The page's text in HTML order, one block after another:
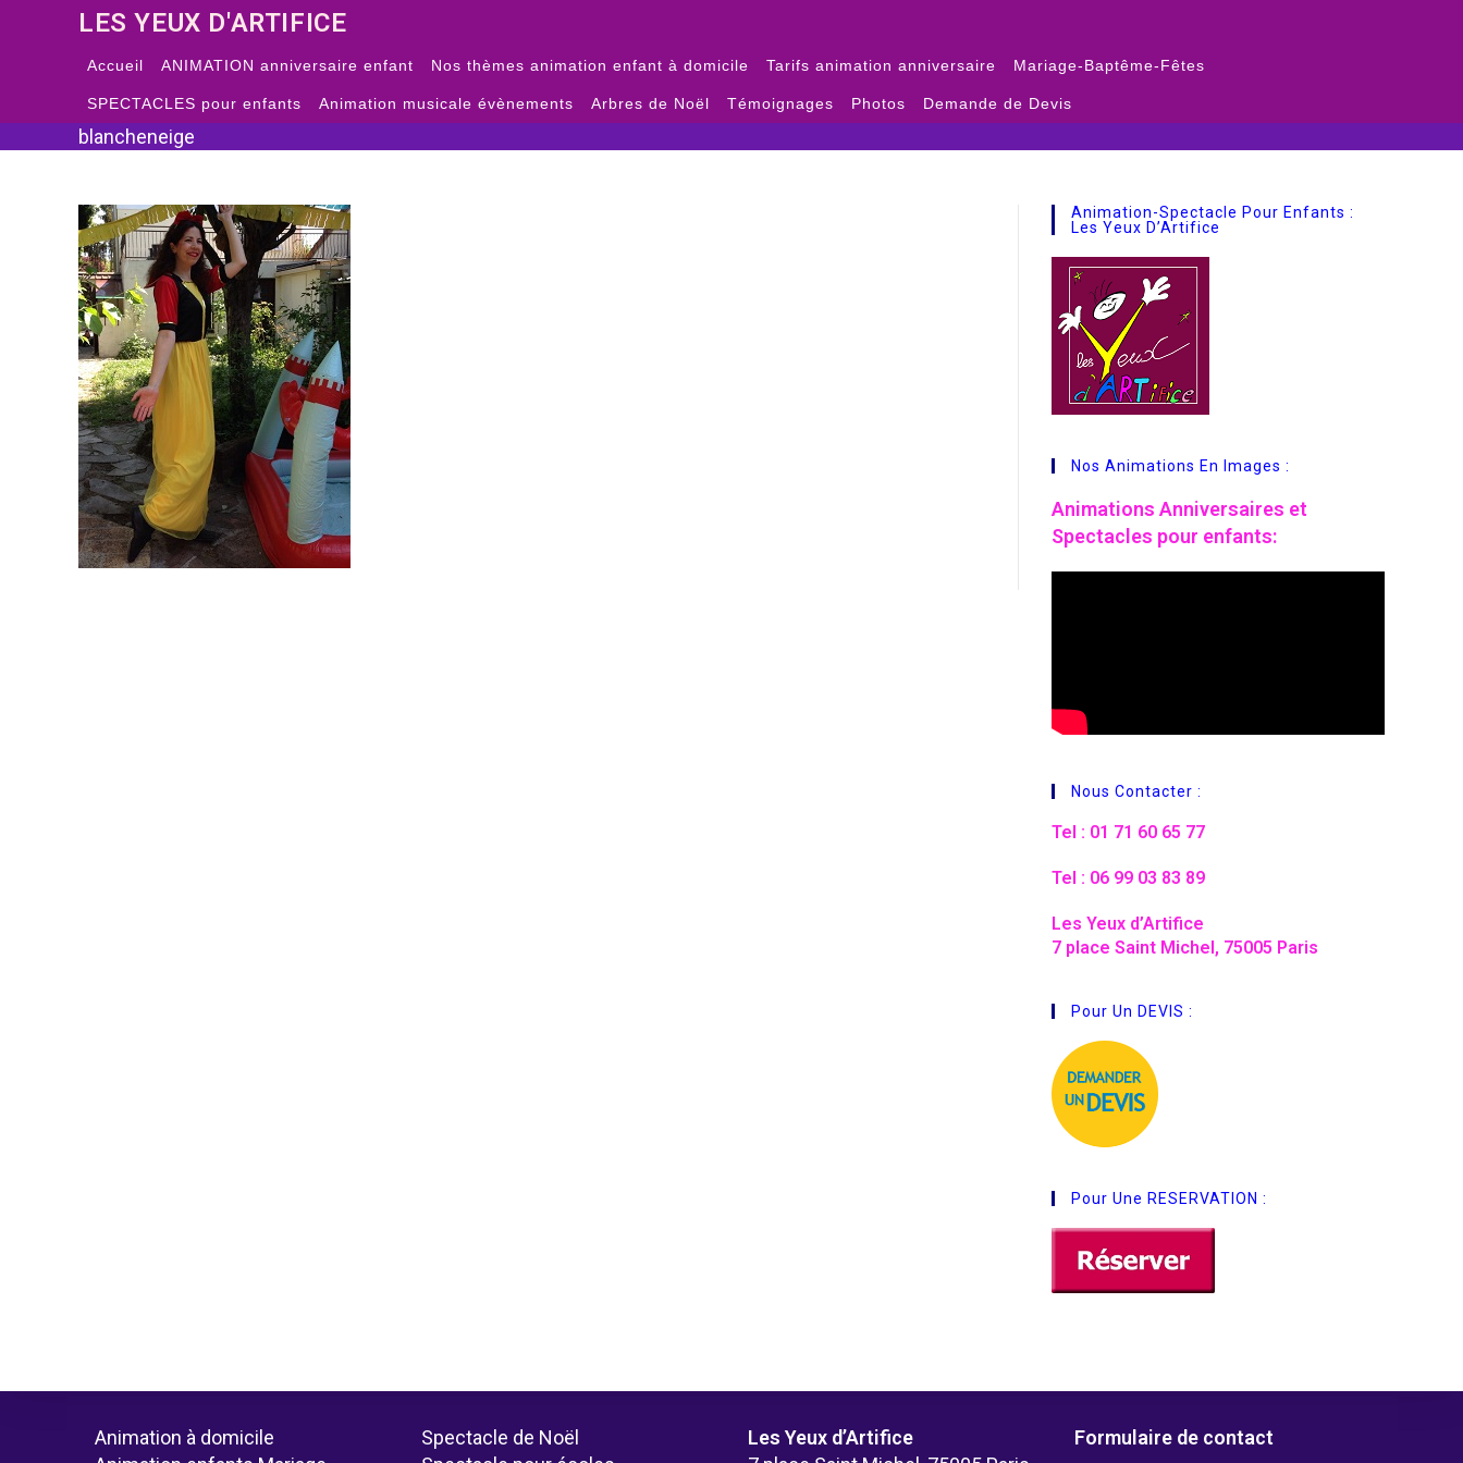
LES YEUX D'ARTIFICE
Accueil ANIMATION anniversaire enfant Nos thèmes animation enfant à domicile Tarifs animation anniversaire Mariage-Baptême-Fêtes
SPECTACLES pour enfants Animation musicale évènements Arbres de Noël Témoignages Photos Demande de Devis
blancheneige
Animation-Spectacle Pour Enfants :
Les Yeux D’Artifice
Nos Animations En Images :
Animations Anniversaires et
Spectacles pour enfants:
Nous Contacter :
Tel : 01 71 60 65 77
Tel : 06 99 03 83 89
Les Yeux d’Artifice
7 place Saint Michel, 75005 Paris
Pour Un DEVIS :
Pour Une RESERVATION :
Animation à domicile
Spectacle de Noël
Les Yeux d’Artifice
Formulaire de contact